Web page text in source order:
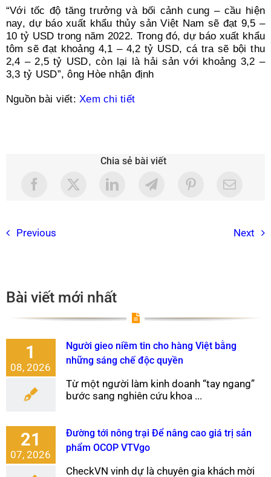
“Với tốc độ tăng trưởng và bối cảnh cung – cầu hiện
nay, dự báo xuất khẩu thủy sản Việt Nam sẽ đạt 9,5 –
10 tỷ USD trong năm 2022. Trong đó, dự báo xuất khẩu
tôm sẽ đạt khoảng 4,1 – 4,2 tỷ USD, cá tra sẽ bội thu
2,4 – 2,5 tỷ USD, còn lại là hải sản với khoảng 3,2 –
3,3 tỷ USD”, ông Hòe nhận định
Nguồn bài viết:Xem chi tiết
Chia sẻ bài viết
Previous Next
Bài viết mới nhất
1
08, 2026
Người gieo niềm tin cho hàng Việt bằng
những sáng chế độc quyền
Từ một người làm kinh doanh “tay ngang”
bước sang nghiên cứu khoa ...
21
07, 2026
Đường tới nông trại Để nâng cao giá trị sản
phẩm OCOP VTVgo
CheckVN vinh dự là chuyên gia khách mời